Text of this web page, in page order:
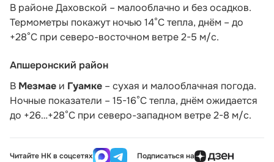
В районе Даховской – малооблачно и без осадков.
Термометры покажут ночью 14°С тепла, днём – до
+28°С при северо-восточном ветре 2-5 м/с.
Апшеронский район
В Мезмае и Гуамке – сухая и малооблачная погода.
Ночные показатели – 15-16°С тепла, днём ожидается
до +26…+28°С при северо-западном ветре 2-8 м/с.
Читайте НК в соцсетях Подписаться на